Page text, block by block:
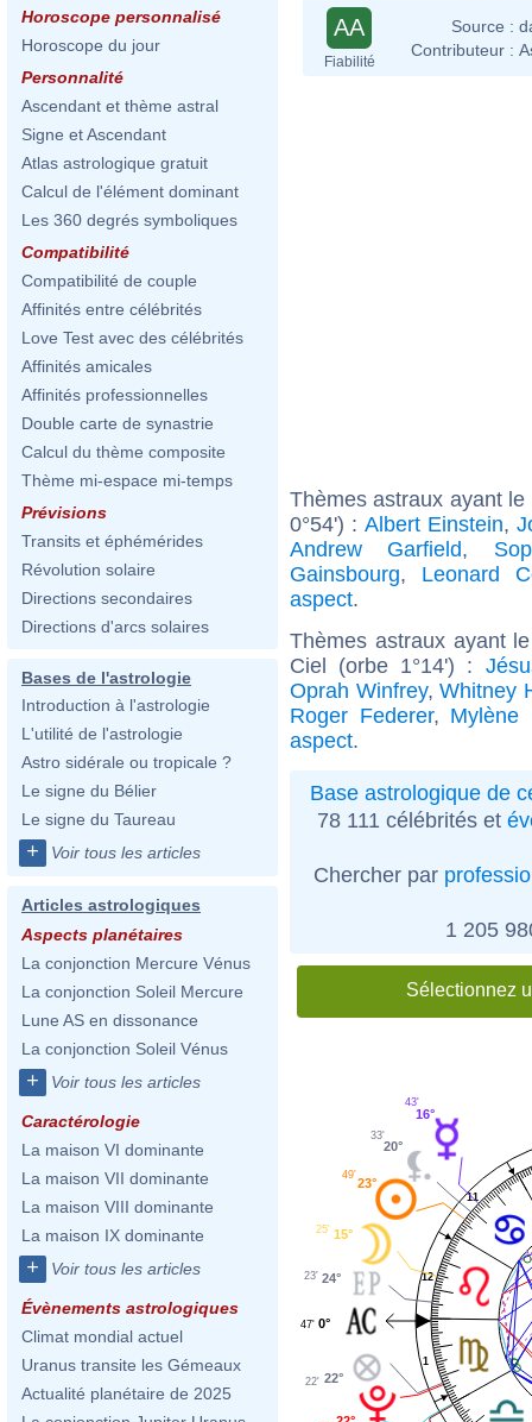
Horoscope personnalisé
Horoscope du jour
Personnalité
Ascendant et thème astral
Signe et Ascendant
Atlas astrologique gratuit
Calcul de l'élément dominant
Les 360 degrés symboliques
Compatibilité
Compatibilité de couple
Affinités entre célébrités
Love Test avec des célébrités
Affinités amicales
Affinités professionnelles
Double carte de synastrie
Calcul du thème composite
Thème mi-espace mi-temps
Prévisions
Transits et éphémérides
Révolution solaire
Directions secondaires
Directions d'arcs solaires
Bases de l'astrologie
Introduction à l'astrologie
L'utilité de l'astrologie
Astro sidérale ou tropicale ?
Le signe du Bélier
Le signe du Taureau
+ Voir tous les articles
Articles astrologiques
Aspects planétaires
La conjonction Mercure Vénus
La conjonction Soleil Mercure
Lune AS en dissonance
La conjonction Soleil Vénus
+ Voir tous les articles
Caractérologie
La maison VI dominante
La maison VII dominante
La maison VIII dominante
La maison IX dominante
+ Voir tous les articles
Évènements astrologiques
Climat mondial actuel
Uranus transite les Gémeaux
Actualité planétaire de 2025
AA
Fiabilité
Source :
Contributeur :
Thèmes astraux ayant
0°54') : Albert Einstein,
Andrew Garfield,
Gainsbourg, Leonard
aspect.
Thèmes astraux ayant
Ciel (orbe 1°14') :
Oprah Winfrey,Whitney
Roger Federer, Mylène
aspect.
Base astrologique de
78 111 célébrités et
Chercher par
1 205
Sélectionnez
1
11
12
16°
43'
20°
33'
23°
49'
15°
25'
24°
23'
0°
47'
22°
22'